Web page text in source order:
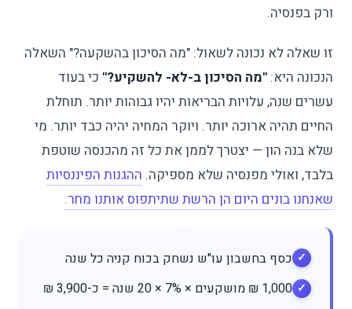
ורק בפנסיה.
זו שאלה לא נכונה לשאול: "מה הסיכון בהשקעה?" השאלה
הנכונה היא: "מה הסיכון ב-לא- להשקיע?" כי בעוד
עשרים שנה, עלויות הבריאות יהיו גבוהות יותר. תוחלת
החיים תהיה ארוכה יותר. ויוקר המחיה יהיה כבד יותר. מי
שלא בנה הון — יצטרך לממן את כל זה מהכנסה שוטפת
בלבד, ואולי מפנסיה שלא מספיקה. ההגנות הפיננסיות
שאנחנו בונים היום הן הרשת שתיתפוס אותנו מחר.
כסף בחשבון עו"ש נשחק בכוח קניה כל שנה
1,000 ₪ מושקעים × 7% × 20 שנה = כ-3,900 ₪